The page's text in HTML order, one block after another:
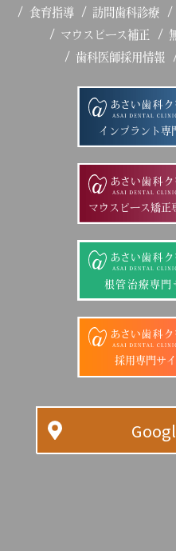
食育指導
訪問歯科診療
マウスピース補正
歯科医師採用情報
インプラント専
マウスピース矯正
根管治療専門
採用専門サ